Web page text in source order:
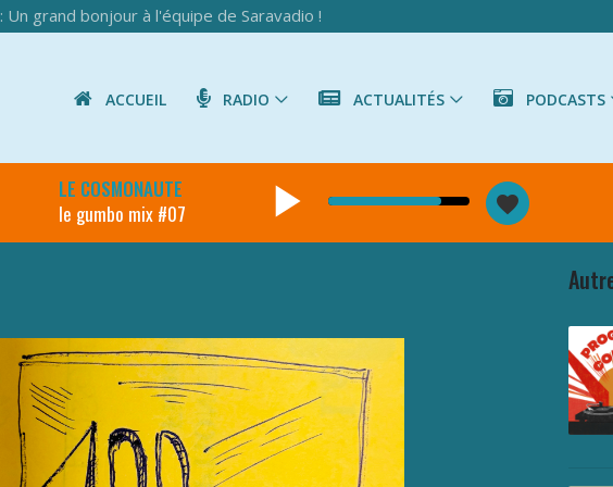
: Un grand bonjour à l'équipe de Saravadio !
ACCUEIL RADIO ACTUALITÉS PODCASTS
LE COSMONAUTE
le gumbo mix #07
play_arrow favorite